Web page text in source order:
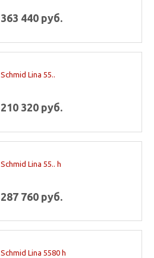
363 440 руб.
Schmid Lina 55..
210 320 руб.
Schmid Lina 55.. h
287 760 руб.
Schmid Lina 5580 h